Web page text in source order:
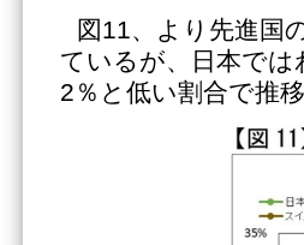
図11、より先進国
ているが、日本で
2％と低い割合で推